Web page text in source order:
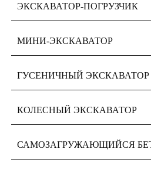
ЭКСКАВАТОР-ПОГРУЗЧИК
МИНИ-ЭКСКАВАТОР
ГУСЕНИЧНЫЙ ЭКСКАВАТОР
КОЛЕСНЫЙ ЭКСКАВАТОР
САМОЗАГРУЖАЮЩИЙСЯ